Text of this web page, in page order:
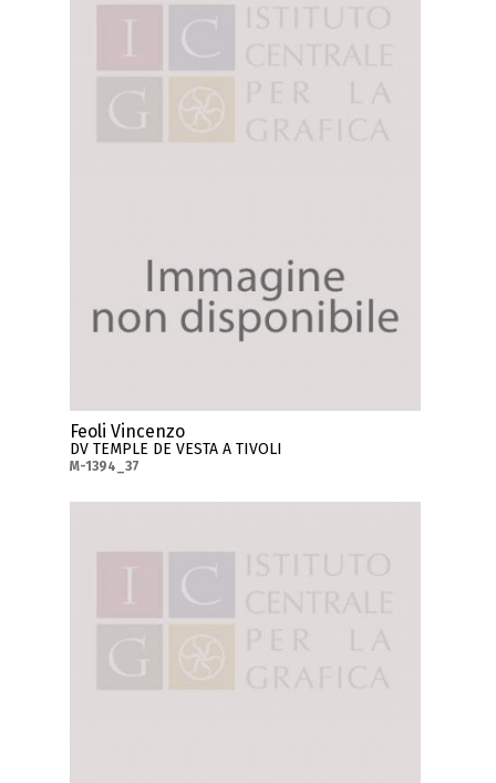
Feoli Vincenzo
DV TEMPLE DE VESTA A TIVOLI
M-1394_37